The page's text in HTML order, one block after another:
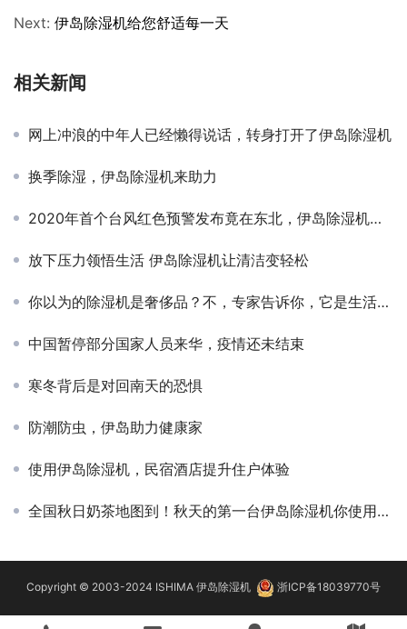
Next: 伊岛除湿机给您舒适每一天
相关新闻
网上冲浪的中年人已经懒得说话，转身打开了伊岛除湿机
换季除湿，伊岛除湿机来助力
2020年首个台风红色预警发布竟在东北，伊岛除湿机发布抗台指南
放下压力领悟生活 伊岛除湿机让清洁变轻松
你以为的除湿机是奢侈品？不，专家告诉你，它是生活必需品
中国暂停部分国家人员来华，疫情还未结束
寒冬背后是对回南天的恐惧
防潮防虫，伊岛助力健康家
使用伊岛除湿机，民宿酒店提升住户体验
全国秋日奶茶地图到！秋天的第一台伊岛除湿机你使用了吗？
Copyright © 2003-2024 ISHIMA 伊岛除湿机 浙ICP备18039770号